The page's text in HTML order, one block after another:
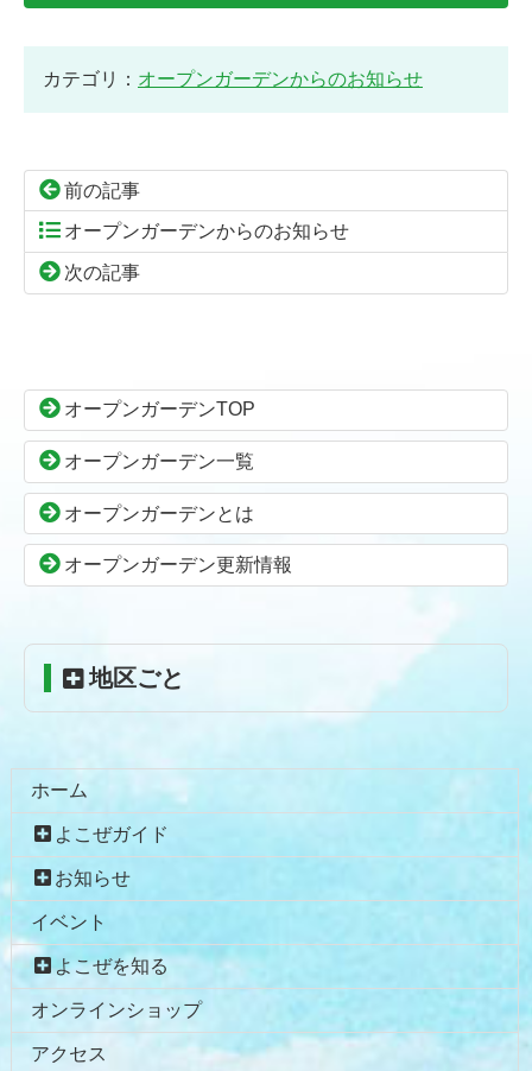
カテゴリ： オープンガーデンからのお知らせ
前の記事
オープンガーデンからのお知らせ
次の記事
ン
本
文
先
へ
る
の
頭
へ
る
オープンガーデンTOP
オープンガーデン一覧
オープンガーデンとは
オープンガーデン更新情報
地区ごと
ホーム
よこぜガイド
お知らせ
イベント
よこぜを知る
オンラインショップ
アクセス